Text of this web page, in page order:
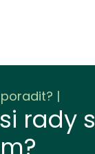
rady s